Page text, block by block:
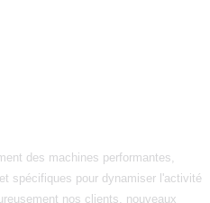
des machines performantes,
spécifiques pour dynamiser l'activité
nos clients, nouveaux